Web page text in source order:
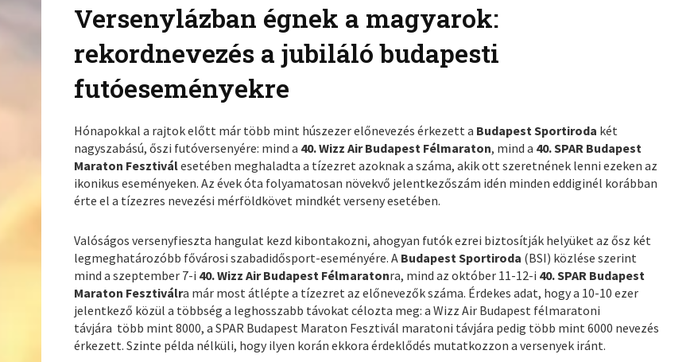
Versenylázban égnek a magyarok:
rekordnevezés a jubiláló budapesti
futóeseményekre
Hónapokkal a rajtok előtt már több mint húszezer előnevezés érkezett a Budapest Sportiroda két
nagyszabású, őszi futóversenyére: mind a 40. Wizz Air Budapest Félmaraton, mind a 40. SPAR Budapest
Maraton Fesztiválesetében meghaladta a tízezret azoknak a száma, akik ott szeretnének lenni ezeken az
ikonikus eseményeken. Az évek óta folyamatosan növekvő jelentkezőszám idén minden eddiginél korábban
érte el a tízezres nevezési mérföldkövet mindkét verseny esetében.
Valóságos versenyfieszta hangulat kezd kibontakozni, ahogyan futók ezrei biztosítják helyüket az ősz két
legmeghatározóbb fővárosi szabadidősport-eseményére. A Budapest Sportiroda (BSI) közlése szerint
mind a szeptember 7-i 40. Wizz Air Budapest Félmaratonra, mind az október 11-12-i 40. SPAR Budapest
Maraton Fesztiválra már most átlépte a tízezret az előnevezők száma. Érdekes adat, hogy a 10-10 ezer
jelentkező közül a többség a leghosszabb távokat célozta meg: a Wizz Air Budapest félmaratoni
távjára több mint 8000, a SPAR Budapest Maraton Fesztivál maratoni távjára pedig több mint6000 nevezés
érkezett. Szinte példa nélküli, hogy ilyen korán ekkora érdeklődés mutatkozzon a versenyek iránt.